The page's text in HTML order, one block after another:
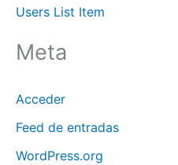
Users List Item
Meta
Acceder
Feed de entradas
WordPress.org